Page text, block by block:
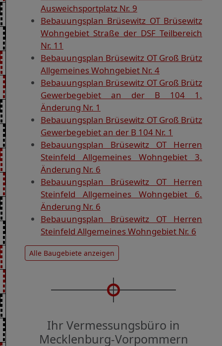
Ausweichsportplatz Nr. 9
Bebauungsplan Brüsewitz OT Brüsewitz
Wohngebiet Straße der DSF Teilbereich
Nr. 11
Bebauungsplan Brüsewitz OT Groß Brütz
Allgemeines Wohngebiet Nr. 4
Bebauungsplan Brüsewitz OT Groß Brütz
Gewerbegebiet an der B 104 1.
Änderung Nr. 1
Bebauungsplan Brüsewitz OT Groß Brütz
Gewerbegebiet an der B 104 Nr. 1
Bebauungsplan Brüsewitz OT Herren
Steinfeld Allgemeines Wohngebiet 3.
Änderung Nr. 6
Bebauungsplan Brüsewitz OT Herren
Steinfeld Allgemeines Wohngebiet 6.
Änderung Nr. 6
Bebauungsplan Brüsewitz OT Herren
Steinfeld Allgemeines Wohngebiet Nr. 6
Alle Baugebiete anzeigen
Ihr Vermessungsbüro in
Mecklenburg-Vorpommern